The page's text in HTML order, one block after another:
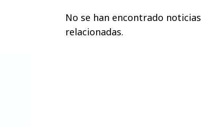
No se han encontrado noticias
relacionadas.